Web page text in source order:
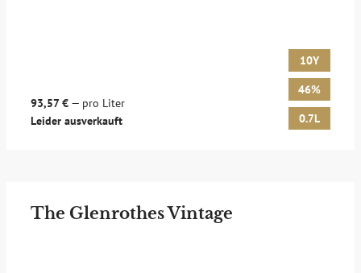
93,57 € — pro Liter
Leider ausverkauft
10Y
46%
0.7L
The Glenrothes Vintage